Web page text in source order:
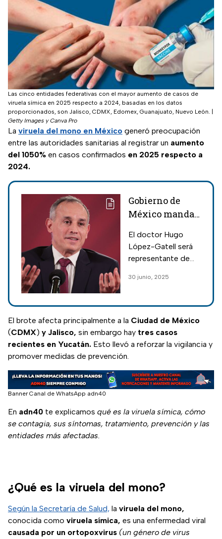
Las cinco entidades federativas con el mayor aumento de casos de
viruela símica en 2025 respecto a 2024, basadas en los datos
proporcionados, son Jalisco, CDMX, Edomex, Guanajuato, Nuevo León.
Getty Images y Canva Pro
La viruela del mono en México generó preocupación
entre las autoridades sanitarias al registrar un aumento
del 1050% en casos confirmados en 2025 respecto a
2024.
Gobierno de
México manda
impresentable
Hugo López-
El doctor Hugo
López-Gatell será
representante de
pesar de su pésima
pandemia y
declaraciones que
minimizaron las
muertes.
30 junio, 2025
El brote afecta principalmente a la Ciudad de México
(CDMX) y Jalisco, sin embargo hay tres casos
recientes en Yucatán. Esto llevó a reforzar la vigilancia y
promover medidas de prevención.
Banner Canal de WhatsApp adn40
En adn40 te explicamos qué es la viruela símica, cómo
se contagia, sus síntomas, tratamiento, prevención y las
entidades más afectadas.
¿Qué es la viruela del mono?
Según la Secretaría de Salud, la viruela del mono,
conocida como viruela símica, es una enfermedad viral
causada por un ortopoxvirus (un género de virus